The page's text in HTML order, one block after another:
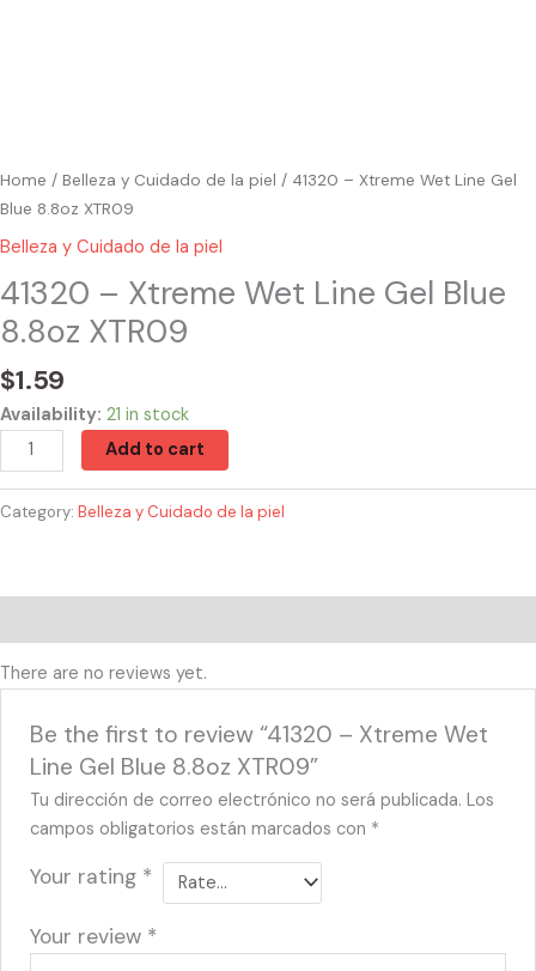
Home / Belleza y Cuidado de la piel / 41320 – Xtreme Wet Line Gel
Blue 8.8oz XTR09
Belleza y Cuidado de la piel
41320 – Xtreme Wet Line Gel Blue
8.8oz XTR09
$1.59
Availability: 21 in stock
Add to cart
Category: Belleza y Cuidado de la piel
There are no reviews yet.
Be the first to review “41320 – Xtreme Wet
Line Gel Blue 8.8oz XTR09”
Tu dirección de correo electrónico no será publicada. Los
campos obligatorios están marcados con *
Your rating *
Your review *